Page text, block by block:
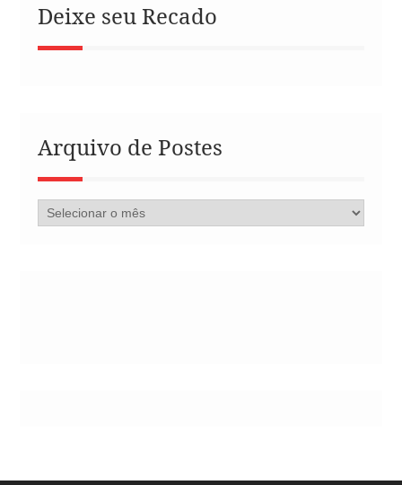
Deixe seu Recado
Arquivo de Postes
Arquivo
de